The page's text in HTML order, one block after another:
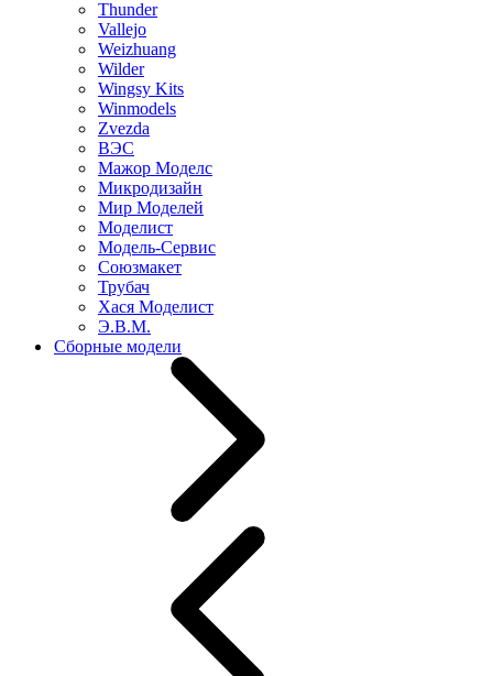
Thunder
Vallejo
Weizhuang
Wilder
Wingsy Kits
Winmodels
Zvezda
ВЭС
Мажор Моделс
Микродизайн
Мир Моделей
Моделист
Модель-Сервис
Союзмакет
Трубач
Хася Моделист
Э.В.М.
Сборные модели